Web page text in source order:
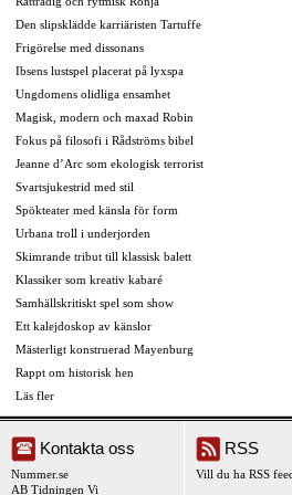
Den slipsklädde karriäristen Tartuffe
Frigörelse med dissonans
Ibsens lustspel placerat på lyxspa
Ungdomens olidliga ensamhet
Magisk, modern och maxad Robin
Fokus på filosofi i Rådströms bibel
Jeanne d’Arc som ekologisk terrorist
Svartsjukestrid med stil
Spökteater med känsla för form
Urbana troll i underjorden
Skimrande tribut till klassisk balett
Klassiker som kreativ kabaré
Samhällskritiskt spel som show
Ett kalejdoskop av känslor
Mästerligt konstruerad Mayenburg
Rappt om historisk hen
Läs fler
Kontakta oss
Nummer.se
AB Tidningen Vi
RSS
Vill du ha RSS